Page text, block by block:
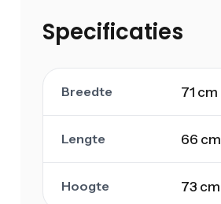
Specificaties
Breedte 71 cm
Lengte 66 cm
Hoogte 73 cm